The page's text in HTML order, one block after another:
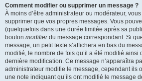
Comment modifier ou supprimer un message ?
À moins d’être administrateur ou modérateur,
supprimer que vos propres messages. Vous
(quelquefois dans une durée limitée après sa
bouton modifierdu message correspondant. Si
message, un petit texte s’affichera en bas du
modifié, le nombre de fois qu’il a été modifié ainsi
dernière modification. Ce message n’apparaîtra
administrateur modifie le message, cependant ils
une note indiquant qu’ils ont modifié le message